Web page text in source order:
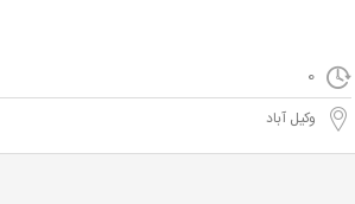
0
وکیل آباد